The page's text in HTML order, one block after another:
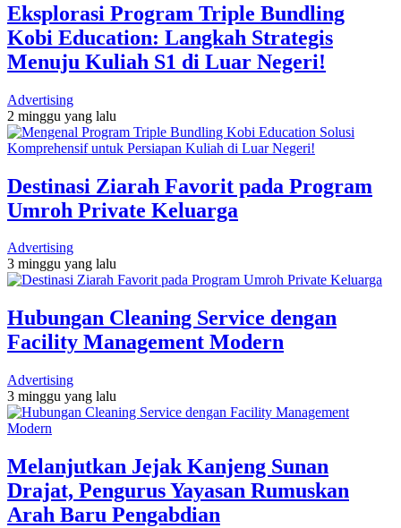
Eksplorasi Program Triple Bundling
Kobi Education: Langkah Strategis
Menuju Kuliah S1 di Luar Negeri!
Advertising
2 minggu yang lalu
Destinasi Ziarah Favorit pada Program
Umroh Private Keluarga
Advertising
3 minggu yang lalu
Hubungan Cleaning Service dengan
Facility Management Modern
Advertising
3 minggu yang lalu
Melanjutkan Jejak Kanjeng Sunan
Drajat, Pengurus Yayasan Rumuskan
Arah Baru Pengabdian